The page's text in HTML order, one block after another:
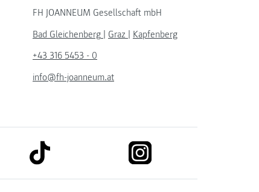
FH JOANNEUM Gesellschaft mbH
Bad Gleichenberg | Graz | Kapfenberg
+43 316 5453 - 0
info@fh-joanneum.at
link to tiktok